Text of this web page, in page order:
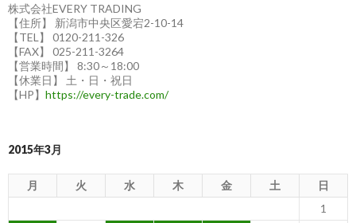
株式会社EVERY TRADING
【住所】 新潟市中央区愛宕2-10-14
【TEL】 0120-211-326
【FAX】 025-211-3264
【営業時間】 8:30～18:00
【休業日】 土・日・祝日
【HP】 https://every-trade.com/
2015年3月
月 火 水 木 金 土
日
1